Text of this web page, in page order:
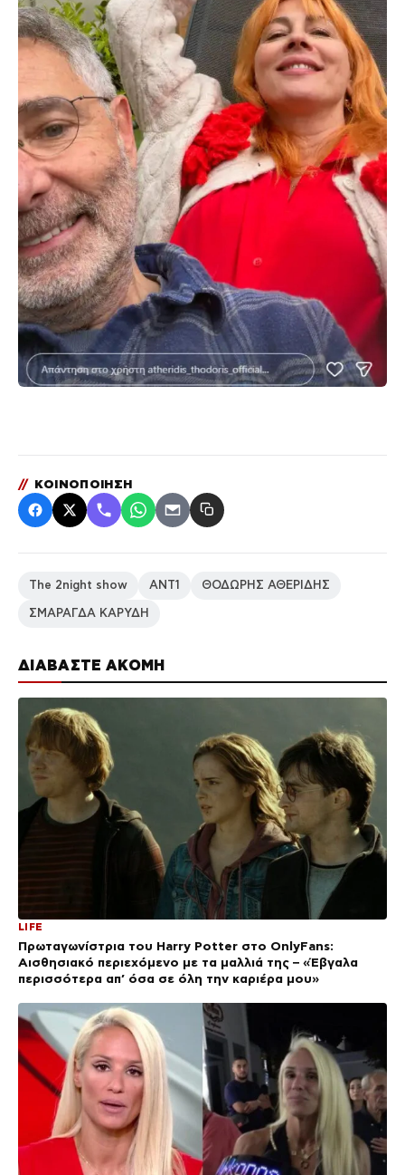
ΔΙΑΒΑΣΤΕ ΑΚΟΜΗ
LIFE
Πρωταγωνίστρια του Harry Potter στο OnlyFans:
Αισθησιακό περιεχόμενο με τα μαλλιά της – «Έβγαλα
περισσότερα απ’ όσα σε όλη την καριέρα μου»
// ΚΟΙΝΟΠΟΙΗΣΗ
The 2night show ΑΝΤ1 ΘΟΔΩΡΗΣ ΑΘΕΡΙΔΗΣ
ΣΜΑΡΑΓΔΑ ΚΑΡΥΔΗ